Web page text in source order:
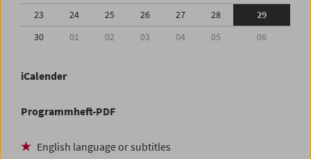
23
24 25 26 27 28
29
30
01 02 03 04 05 06
iCalender
Programmheft-PDF
English language or subtitles